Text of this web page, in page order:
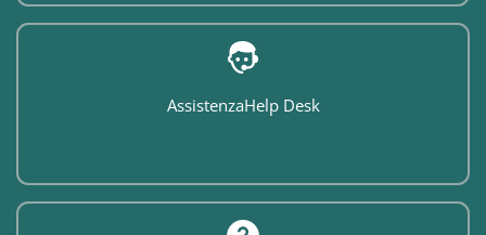
AssistenzaHelp Desk